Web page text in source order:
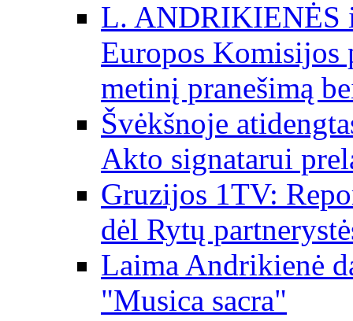
L. ANDRIKIENĖS
Europos Komisijos
metinį pranešimą
Švėkšnoje
Akto signatarui
Gruzijos 1TV:
dėl Rytų
Laima Andrikienė
"Musica sacra"